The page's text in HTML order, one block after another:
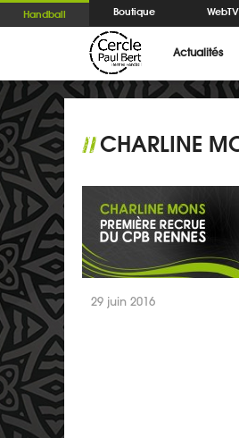
Handball Boutique WebTV
Actualités
//CHARLINE
29 juin 2016